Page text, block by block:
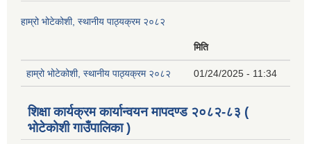
हाम्रो भोटेकोशी, स्थानीय पाठ्यक्रम २०८२
मिति
हाम्रो भोटेकोशी, स्थानीय पाठ्यक्रम २०८२ 01/24/2025 - 11:34
शिक्षा कार्यक्रम कार्यान्वयन मापदण्ड २०८२-८३ (
भोटेकोशी गाउँपालिका )